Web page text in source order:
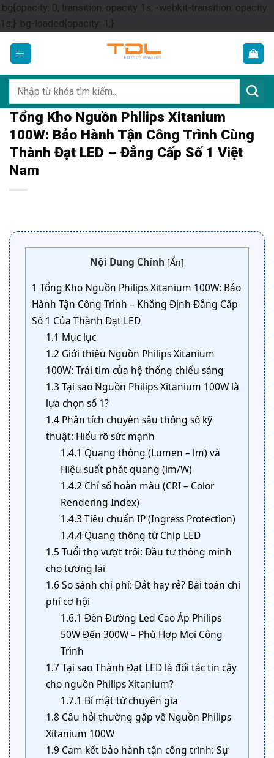
.bg{opacity: 0; transition: opacity 1s; -webkit-transition: opacity
1s;} .bg-loaded{opacity: 1;}Skip
content
kiếm:
Tổng Kho Nguồn Philips Xitanium
100W: Bảo Hành Tận Công Trình Cùng
Thành Đạt LED – Đẳng Cấp Số 1 Việt
Nam
Nội Dung Chính [Ẩn]
1 Tổng Kho Nguồn Philips Xitanium 100W: Bảo
Hành Tận Công Trình – Khẳng Định Đẳng Cấp
Số 1 Của Thành Đạt LED
1.1 Mục lục
1.2 Giới thiệu Nguồn Philips Xitanium
100W: Trái tim của hệ thống chiếu sáng
1.3 Tại sao Nguồn Philips Xitanium 100W là
lựa chọn số 1?
1.4 Phân tích chuyên sâu thông số kỹ
thuật: Hiểu rõ sức mạnh
1.4.1 Quang thông (Lumen – lm) và
Hiệu suất phát quang (lm/W)
1.4.2 Chỉ số hoàn màu (CRI – Color
Rendering Index)
1.4.3 Tiêu chuẩn IP (Ingress Protection)
1.4.4Quang thông từ Chip LED
1.5 Tuổi thọ vượt trội: Đầu tư thông minh
cho tương lai
1.6 So sánh chi phí: Đắt hay rẻ? Bài toán chi
phí cơ hội
1.6.1 Đèn Đường Led Cao Áp Philips
50W Đến 300W – Phù Hợp Mọi Công
Trình
1.7Tại sao Thành Đạt LED là đối tác tin cậy
cho nguồn Philips Xitanium?
1.7.1 Bí mật từ chuyên gia
1.8 Câu hỏi thường gặp về Nguồn Philips
Xitanium 100W
1.9 Cam kết bảo hành tận công trình: Sự